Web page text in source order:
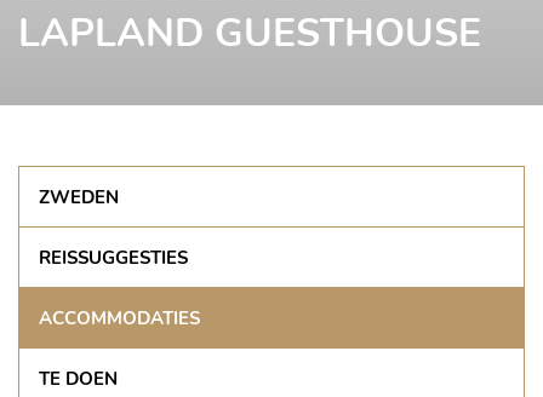
LAPLAND GUESTHOUSE
ZWEDEN
REISSUGGESTIES
ACCOMMODATIES
TE DOEN